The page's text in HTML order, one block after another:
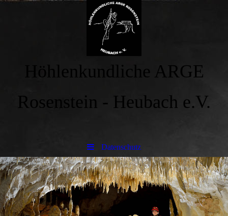
Höhlenkundliche ARGE
Rosenstein - Heubach e.V.
Datenschutz